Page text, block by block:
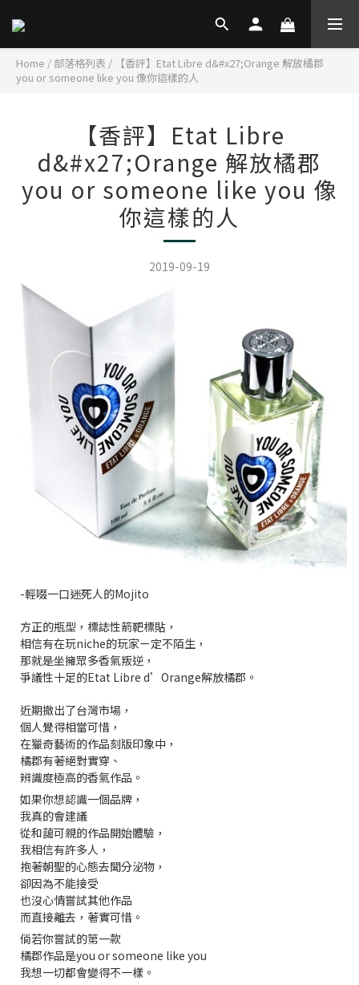
Home / 部落格列表 /
【香評】Etat Libre d&#x27;Orange 解放橘郡
you or someone like you 像你這樣的人
【香評】Etat Libre
d&#x27;Orange 解放橘郡
you or someone like you 像
你這樣的人
2019-09-19
-輕啜一口迷死人的Mojito
方正的瓶型，標誌性箭靶標貼，
相信有在玩niche的玩家ㄧ定不陌生，
那就是坐擁眾多香氣叛逆，
爭議性十足的Etat Libre d’Orange解放橘郡。
近期撤出了台灣市場，
個人覺得相當可惜，
在獵奇藝術的作品刻版印象中，
橘郡有著絕對實穿、
辨識度極高的香氣作品。
如果你想認識一個品牌，
我真的會建議
從和藹可親的作品開始體驗，
我相信有許多人，
抱著朝聖的心態去聞分泌物，
卻因為不能接受
也沒心情嘗試其他作品
而直接離去，著實可惜。
倘若你嘗試的第一款
橘郡作品是you or someone like you
我想一切都會變得不一樣。